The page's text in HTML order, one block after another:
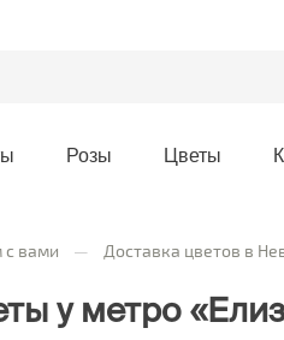
Розы Цветы
с вами — Доставка цветов в
у метро